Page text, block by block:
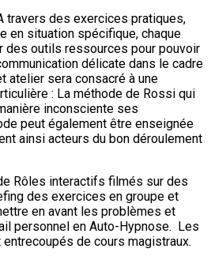
travers des exercices pratiques,
en situation spécifique, chaque
des outils ressources pour pouvoir
délicate dans le cadre
atelier sera consacré à une
: La méthode de Rossi qui
inconsciente ses
peut également être enseignée
ainsi acteurs du bon déroulement
Rôles interactifs filmés sur des
des exercices en groupe et
en avant les problèmes et
personnel en Auto-Hypnose. Les
de cours magistraux.